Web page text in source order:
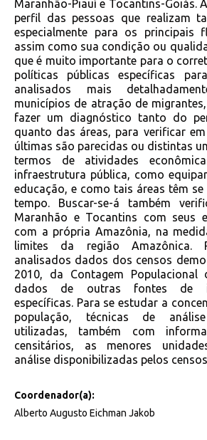
Maranhão-Piauí e Tocantins-Goiás.
perfil das pessoas que realizam
especialmente para os principais
assim como sua condição ou
que é muito importante para o
políticas públicas específicas
analisados mais
municípios de atração de
fazer um diagnóstico tanto do
quanto das áreas, para verificar
últimas são parecidas ou distintas
termos de atividades
infraestrutura pública, como
educação, e como tais áreas têm
tempo. Buscar-se-á também
Maranhão e Tocantins com seus
com a própria Amazônia, na
limites da região Amazônica.
analisados dados dos censos
2010, da Contagem
dados de outras fontes de
específicas. Para se estudar a
população, técnicas de
utilizadas, também com
censitários, as menores
análise disponibilizadas pelos
Coordenador(a):
Alberto Augusto Eichman Jakob